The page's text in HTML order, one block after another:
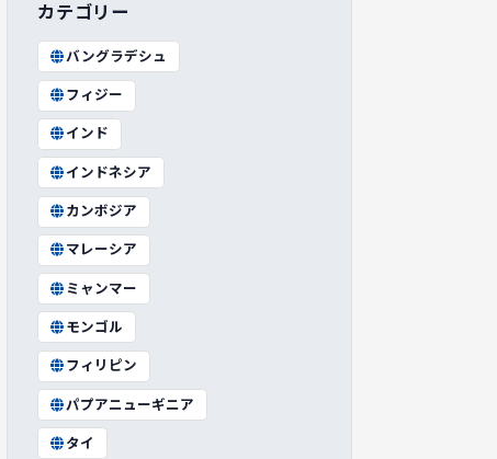
カテゴリー
バングラデシュ
フィジー
インド
インドネシア
カンボジア
マレーシア
ミャンマー
モンゴル
フィリピン
パプアニューギニア
タイ